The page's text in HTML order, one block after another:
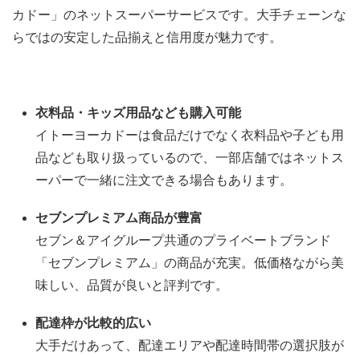
カドー」のネットスーパーサービスです。大手チェーンな
らではの安定した品揃えと信用度が魅力です。
衣料品・キッズ用品なども購入可能
イトーヨーカドーは食品だけでなく衣料品や子ども用
品なども取り扱っているので、一部店舗ではネットス
ーパーで一緒に注文できる場合もあります。
セブンプレミアム商品が豊富
セブン＆アイグループ共通のプライベートブランド
「セブンプレミアム」の商品が充実。低価格ながら美
味しい、品質が良いと評判です。
配達枠が比較的広い
大手だけあって、配達エリアや配達時間帯の選択肢が